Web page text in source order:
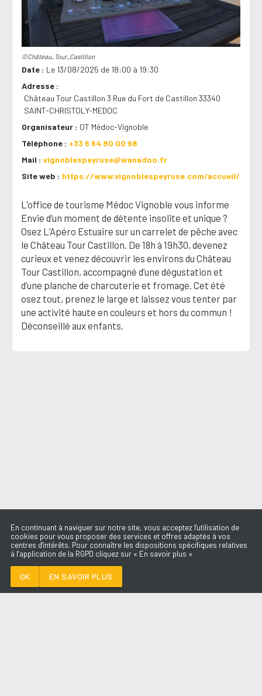
LA CHANSON
©Château_Tour_Castillon
Date
Le 13/08/2025 de 18:00 à 19:30
Adresse
Château Tour Castillon 3 Rue du Fort de Castillon 33340
SAINT-CHRISTOLY-MEDOC
Organisateur
OT Médoc-Vignoble
Téléphone
+33 6 64 80 00 98
Mail
vignoblespeyruse@wanadoo.fr
Site web
https://www.vignoblespeyruse.com/accueil/
L'office de tourisme Médoc Vignoble vous informe
Envie d’un moment de détente insolite et unique ?
Osez L’Apéro Estuaire sur un carrelet de pêche avec
le Château Tour Castillon. De 18h à 19h30, devenez
curieux et venez découvrir les environs du Château
Tour Castillon, accompagné d’une dégustation et
d’une planche de charcuterie et fromage. Cet été
osez tout, prenez le large et laissez vous tenter par
une activité haute en couleurs et hors du commun !
Déconseillé aux enfants.
En continuant à naviguer sur notre site, vous acceptez l'utilisation de
cookies pour vous proposer des services et offres adaptés à vos
centres d'intérêts. Pour connaître les dispositions spécifiques relatives
à l’application de la RGPD cliquez sur « En savoir plus »
OK EN SAVOIR PLUS